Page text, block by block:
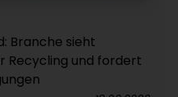
Branche sieht
Recycling und fordert